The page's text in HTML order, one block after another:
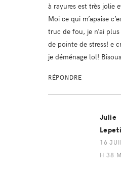
à rayures est très jolie
Moi ce qui m’apaise
truc de fou, je n’ai
de pointe de stress! e
je déménage lol! Bisous
RÉPONDRE
Julie
16
H 38